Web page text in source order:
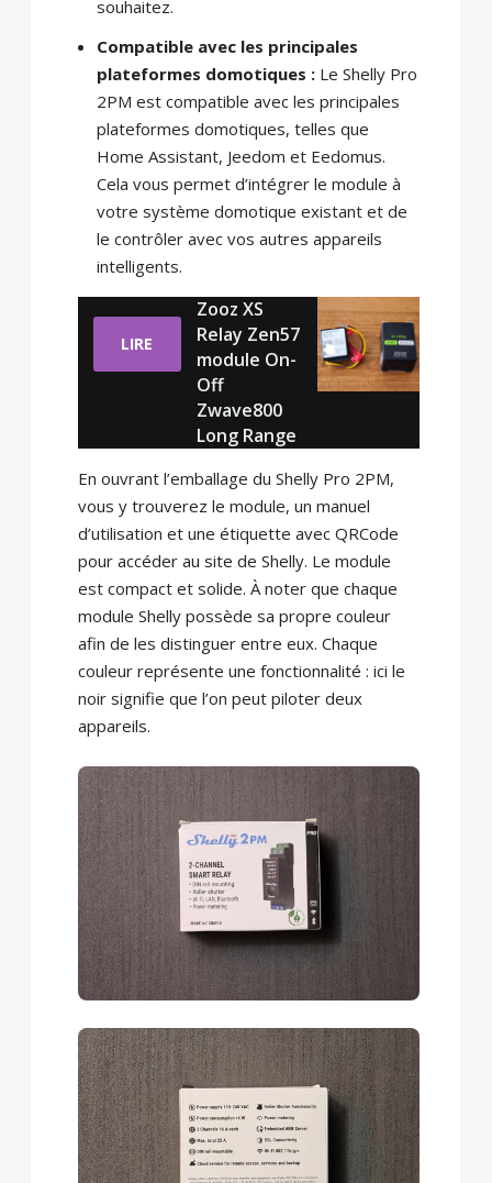
souhaitez.
Compatible avec les principales
plateformes domotiques :Le Shelly Pro
2PM est compatible avec les principales
plateformes domotiques, telles que
Home Assistant, Jeedom et Eedomus.
Cela vous permet d’intégrer le module à
votre système domotique existant et de
le contrôler avec vos autres appareils
intelligents.
LIRE
Zooz XS
Relay Zen57
module On-
Off
Zwave800
Long Range
En ouvrant l’emballage du Shelly Pro 2PM,
vous y trouverez le module, un manuel
d’utilisation et une étiquette avec QRCode
pour accéder au site de Shelly. Le module
est compact et solide. À noter que chaque
module Shelly possède sa propre couleur
afin de les distinguer entre eux. Chaque
couleur représente une fonctionnalité : ici le
noir signifie que l’on peut piloter deux
appareils.